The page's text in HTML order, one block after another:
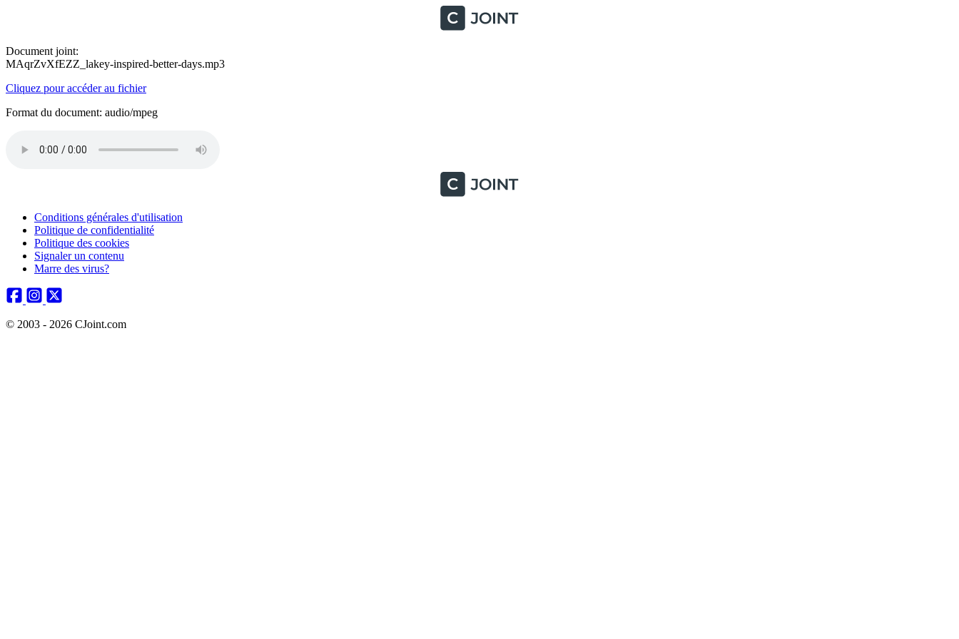
Document joint:
MAqrZvXfEZZ_lakey-inspired-better-days.mp3
Cliquez pour accéder au fichier
Format du document: audio/mpeg
Conditions générales d'utilisation
Politique de confidentialité
Politique des cookies
Signaler un contenu
Marre des virus?
© 2003 - 2026 CJoint.com